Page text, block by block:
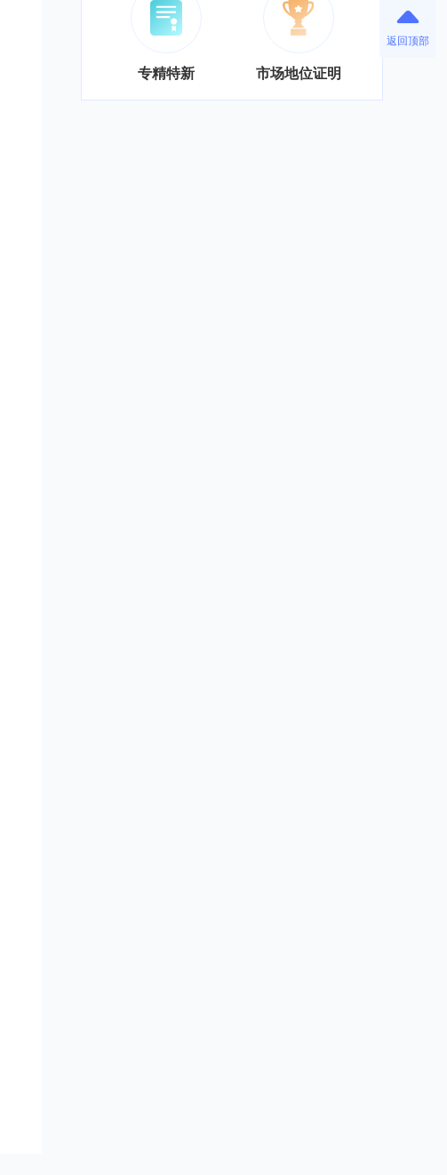
专精特新 市场地位证明
返回顶部